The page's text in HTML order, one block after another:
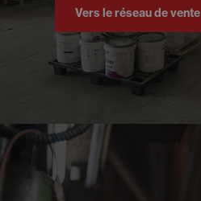
Vers le réseau de vente